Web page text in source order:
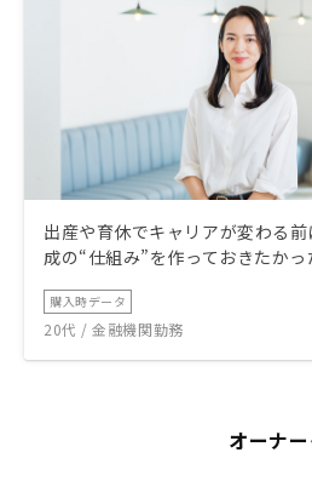
出産や育休でキャリアが変わる
成の“仕組み”を作っておきたかっ
購入時データ
20代 / 金融機関勤務
オーナ